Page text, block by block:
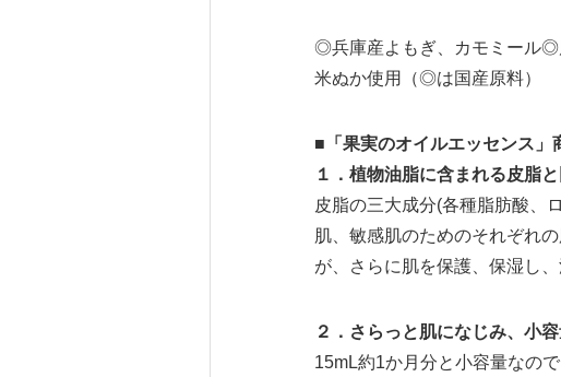
◎兵庫産よもぎ、カモミール
米ぬか使用（◎は国産原料）
■「果実のオイルエッセンス」
１．植物油脂に含まれる皮脂
皮脂の三大成分(各種脂肪酸、
肌、敏感肌のためのそれぞれ
が、さらに肌を保護、保湿し、
２．さらっと肌になじみ、小
15mL約1か月分と小容量なの